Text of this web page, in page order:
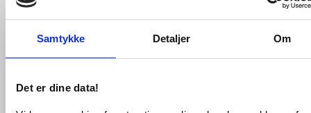
Samtykke Detaljer Om
Det er dine data!Cassøe Sleek håndvaskarmatur -